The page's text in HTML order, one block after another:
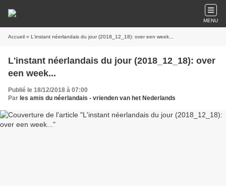
MENU
Accueil » L'instant néerlandais du jour (2018_12_18): over een week...
L'instant néerlandais du jour (2018_12_18): over
een week...
Publié le 18/12/2018 à 07:00
Par les amis du néerlandais - vrienden van het Nederlands